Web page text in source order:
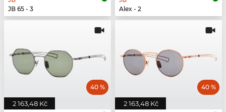
JB 65 - 3
Alex - 2
2 163,48 Kč
40 %
2 163,48 Kč
40 %